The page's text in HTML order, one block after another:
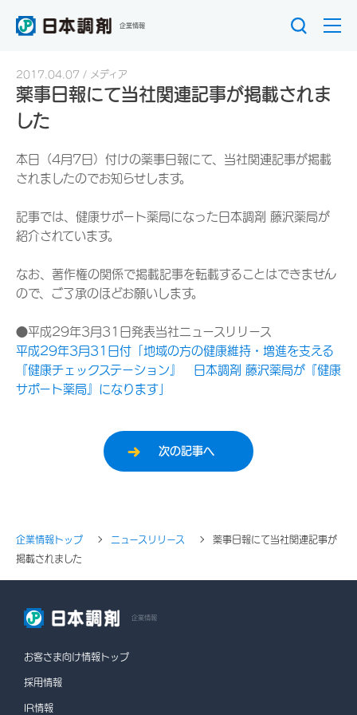
企業情報
2017.04.07 メディア
薬事日報にて当社関連記事が掲載されま
した
本日（4月7日）付けの薬事日報にて、当社関連記事が掲載
されましたのでお知らせします。
記事では、健康サポート薬局になった日本調剤 藤沢薬局が
紹介されています。
なお、著作権の関係で掲載記事を転載することはできません
ので、ご了承のほどお願いします。
●平成29年3月31日発表当社ニュースリリース
平成29年3月31日付「地域の方の健康維持・増進を支える
『健康チェックステーション』 日本調剤 藤沢薬局が『健康
サポート薬局』になります」
次の記事へ
企業情報トップ ニュースリリース
薬事日報にて当社関連記事が
掲載されました
企業情報
お客さま向け情報トップ
採用情報
IR情報